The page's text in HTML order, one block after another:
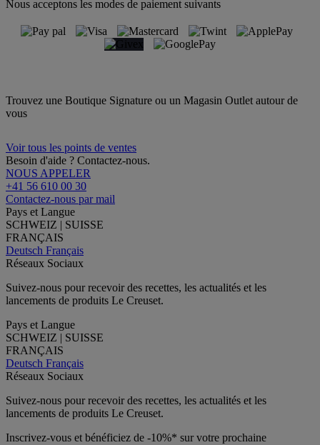
Nous acceptons les modes de paiement suivants
Trouvez une Boutique Signature ou un Magasin Outlet autour de
vous
Voir tous les points de ventes
Besoin d'aide ? Contactez-nous.
NOUS APPELER
+41 56 610 00 30
Contactez-nous par mail
Pays et Langue
SCHWEIZ | SUISSE
FRANÇAIS
Deutsch Français
Réseaux Sociaux
Suivez-nous pour recevoir des recettes, les actualités et les
lancements de produits Le Creuset.
Pays et Langue
SCHWEIZ | SUISSE
FRANÇAIS
Deutsch Français
Réseaux Sociaux
Suivez-nous pour recevoir des recettes, les actualités et les
lancements de produits Le Creuset.
Inscrivez-vous et bénéficiez de -10%* sur votre prochaine